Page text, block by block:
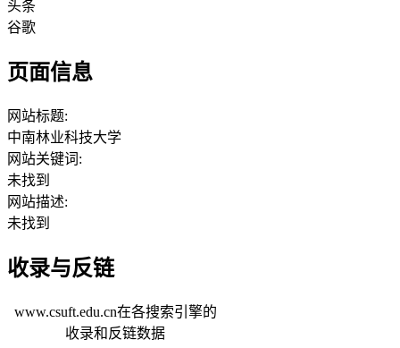
头条
谷歌
页面信息
网站标题:
中南林业科技大学
网站关键词:
未找到
网站描述:
未找到
收录与反链
www.csuft.edu.cn在各搜索引擎的
收录和反链数据